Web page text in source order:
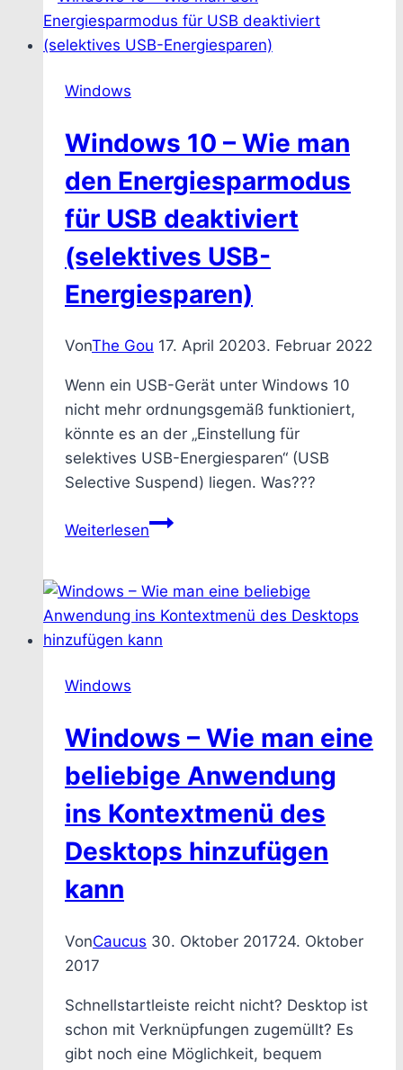
eine
Textdatei
öffnet
jede
andere
Datei)
Windows
Windows 10 – Wie man
den Energiesparmodus
für USB deaktiviert
(selektives USB-
Energiesparen)
VonThe Gou 17. April 20203. Februar 2022
Wenn ein USB-Gerät unter Windows 10
nicht mehr ordnungsgemäß funktioniert,
könnte es an der „Einstellung für
selektives USB-Energiesparen“ (USB
Selective Suspend) liegen. Was???
WeiterlesenWindows
Wie
man
den
deaktiviert
(selektives
USB-
Energiesparen)
Windows
Windows – Wie man eine
beliebige Anwendung
ins Kontextmenü des
Desktops hinzufügen
kann
VonCaucus 30. Oktober 201724. Oktober
2017
Schnellstartleiste reicht nicht? Desktop ist
schon mit Verknüpfungen zugemüllt? Es
gibt noch eine Möglichkeit, bequem